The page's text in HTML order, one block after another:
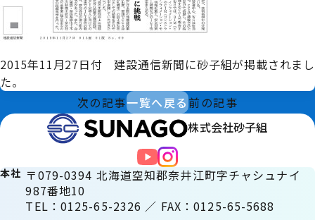
2015年11月27日付 建設通信新聞に砂子組が掲載されまし
た。
次の記事一覧へ戻る前の記事
株式会社砂子組
本社 〒079-0394 北海道空知郡奈井江町字チャシュナイ
987番地10
TEL：0125-65-2326 ／ FAX：0125-65-5688